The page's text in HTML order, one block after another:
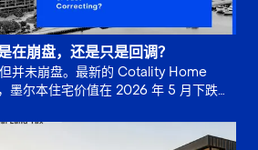
崩盘，还是只是回调？
并未崩盘。最新的 Cotality Home
墨尔本住宅价值在 2026 年 5 月下跌